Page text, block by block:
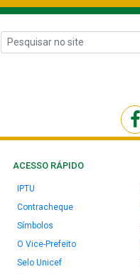
ACESSO RÁPIDO
IPTU
Contracheque
Símbolos
O Vice-Prefeito
Selo Unicef